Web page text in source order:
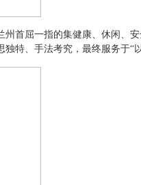
州首屈一指的集健康、休闲、
特、手法考究，最终服务于“